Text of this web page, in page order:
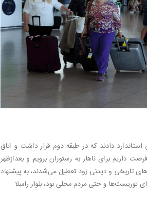
دادند که در طبقه دوم قرار داشت و اتاق
و تمیزی هم بود. راهنما گفت بعد از استراحت کوتاه تا حدود ساعت ۳ فرصت داریم برای ناهار به رستوران برویم و بعدازظهر
تاریخی و دیدنی زود تعطیل می‌شدند، به پیشنهاد
توریست‌ها و حتی مردم محلی بود، بلوار رامبلا.